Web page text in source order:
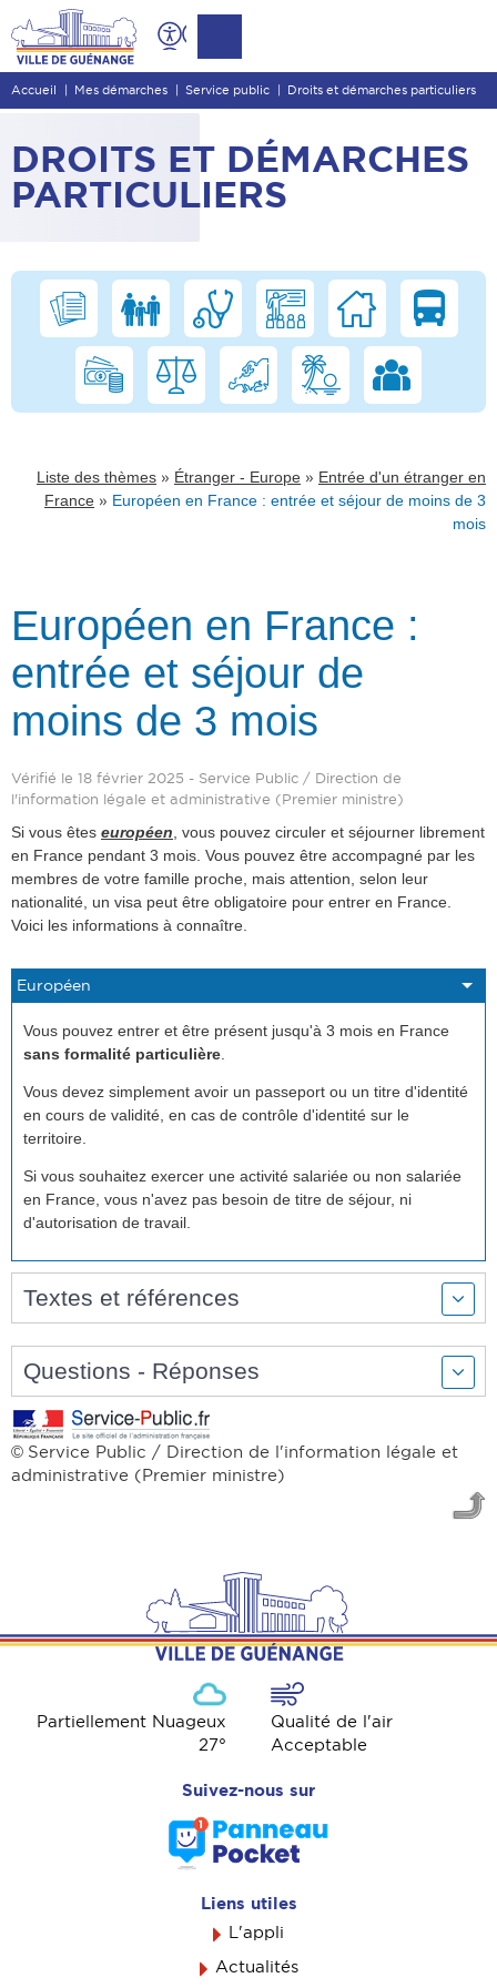
Contenu
Entête de page
Menu principal
Pied de page
Accueil Mes démarches Service public Droits et démarches particuliers
DROITS ET DÉMARCHES
PARTICULIERS
Liste des thèmes » Étranger - Europe » Entrée d'un étranger en
France » Européen en France : entrée et séjour de moins de 3
mois
Européen en France :
entrée et séjour de
moins de 3 mois
Vérifié le 18 février 2025 - Service Public / Direction de
l'information légale et administrative (Premier ministre)
Si vous êtes européen , vous pouvez circuler et séjourner librement
en France pendant 3 mois. Vous pouvez être accompagné par les
membres de votre famille proche, mais attention, selon leur
nationalité, un visa peut être obligatoire pour entrer en France.
Voici les informations à connaître.
Vous pouvez entrer et être présent jusqu'à 3 mois en France
sans formalité particulière
Vous devez simplement avoir un passeport ou un titre d'identité
en cours de validité, en cas de contrôle d'identité sur le
territoire.
Si vous souhaitez exercer une activité salariée ou non salariée
en France, vous n'avez pas besoin de titre de séjour, ni
d'autorisation de travail.
Textes et références
Questions - Réponses
© Service Public / Direction de l'information légale et
administrative (Premier ministre)
Partiellement Nuageux
27°
Qualité de l'air
Acceptable
Suivez-nous sur
Liens utiles
L'appli
Actualités